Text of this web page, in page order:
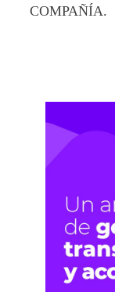
COMPAÑÍA.